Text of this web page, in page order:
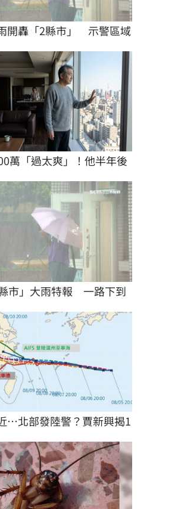
開轟「2縣市」　示警區域
萬「過太爽」！他半年後
市」大雨特報　一路下到
…北部發陸警？賈新興揭1